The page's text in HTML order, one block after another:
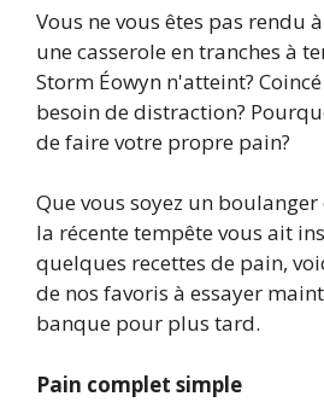
Vous ne vous êtes pas rendu
une casserole en tranches à
Storm Éowyn n'atteint?
besoin de distraction?
de faire votre propre pain?
Que vous soyez un
la récente tempête vous ait
quelques recettes de pain,
de nos favoris à essayer
banque pour plus tard.
Pain complet simple